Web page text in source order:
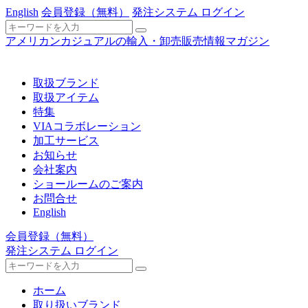
English 会員登録 （無料） 発注システム ログイン
アメリカンカジュアルの輸入・卸売販売情報マガジン
取扱ブランド
取扱アイテム
特集
VIAコラボレーション
加工サービス
お知らせ
会社案内
ショールームのご案内
お問合せ
English
会員登録 （無料）
発注システム ログイン
ホーム
取り扱いブランド